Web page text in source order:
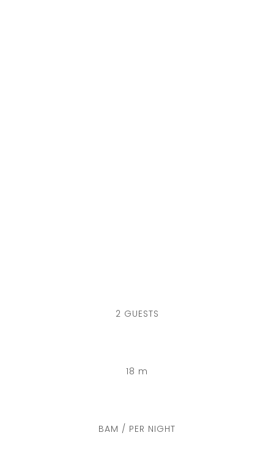
2 GUESTS
18 m
BAM / PER NIGHT